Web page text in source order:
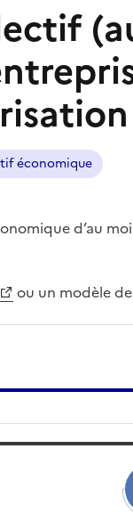
économique
d’au
ou un modèle de